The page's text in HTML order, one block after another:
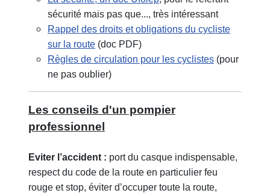
sécurité mais pas que..., très intéressant
Rappel des droits et obligations du cycliste
sur la route (doc PDF)
Règles de circulation pour les cyclistes (pour
ne pas oublier)
Les conseils d'un pompier
professionnel
Eviter l’accident : port du casque indispensable,
respect du code de la route en particulier feu
rouge et stop, éviter d’occuper toute la route,